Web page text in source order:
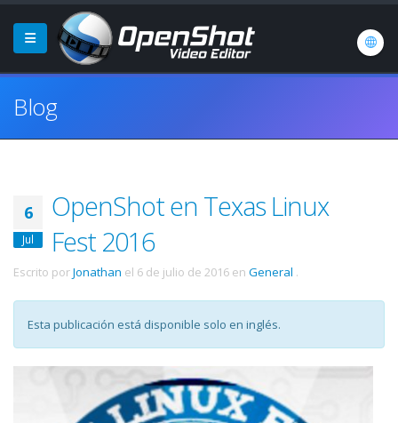
Blog
6
Jul
OpenShot en Texas Linux
Fest 2016
Escrito porJonathan el 6 de julio de 2016 en General .
Esta publicación está disponible solo en inglés.